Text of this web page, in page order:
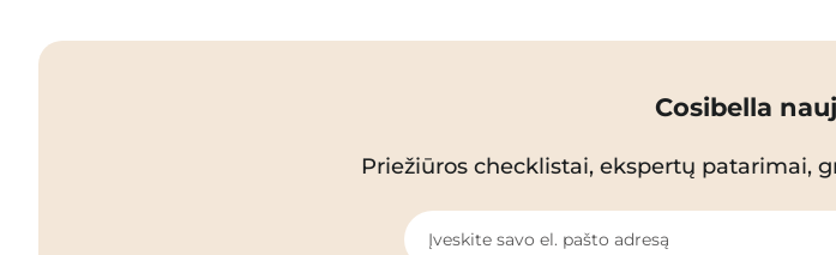
Cosibella
Priežiūros checklistai, ekspertų patarimai,
Įveskite savo el. pašto adresą